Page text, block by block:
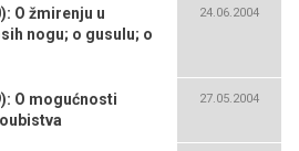
O žmirenju u
nogu; o gusulu; o
24.06.2004
O mogućnosti
27.05.2004